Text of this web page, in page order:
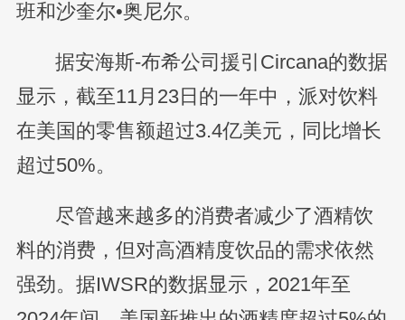
班和沙奎尔•奥尼尔。
据安海斯-布希公司援引Circana的数据
显示，截至11月23日的一年中，派对饮料
在美国的零售额超过3.4亿美元，同比增长
超过50%。
尽管越来越多的消费者减少了酒精饮
料的消费，但对高酒精度饮品的需求依然
强劲。据IWSR的数据显示，2021年至